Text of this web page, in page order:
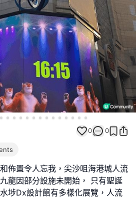
0 0
佈置令人忘我，尖沙咀海港城人流
龍因部分設施未開始， 只有聖誕
埗Dx設計館有多樣化展覽，人流